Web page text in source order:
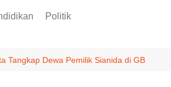
Politik
Tangkap Dewa Pemilik Sianida di GB